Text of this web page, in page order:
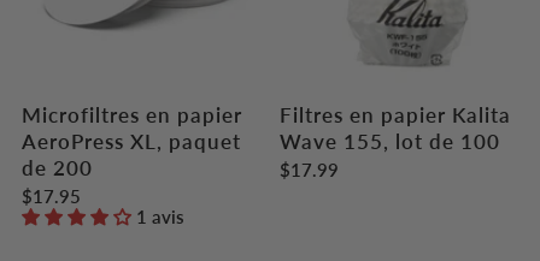
Microfiltres en papier
AeroPress XL, paquet
de 200
$17.95
1 avis
Filtres en papier Kalita
Wave 155, lot de 100
$17.99